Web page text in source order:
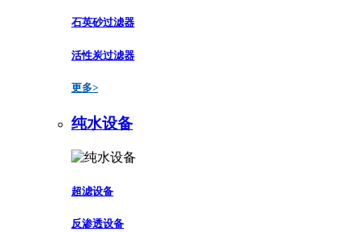
石英砂过滤器
活性炭过滤器
更多>
纯水设备
超滤设备
反渗透设备